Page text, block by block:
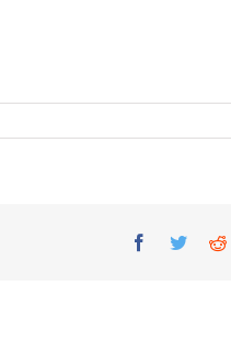
Facebook
Twitter